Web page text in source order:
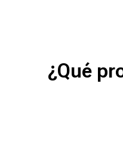
¿Qué